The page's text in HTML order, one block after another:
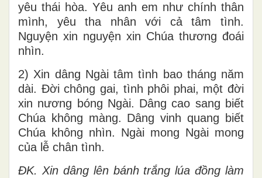
yêu thái hòa. Yêu anh em như chính thân
mình, yêu tha nhân với cả tâm tình.
Nguyện xin nguyện xin Chúa thương đoái
nhìn.
2) Xin dâng Ngài tâm tình bao tháng năm
dài. Đời chông gai, tình phôi phai, một đời
xin nương bóng Ngài. Dâng cao sang biết
Chúa không màng. Dâng vinh quang biết
Chúa không nhìn. Ngài mong Ngài mong
của lễ chân tình.
ĐK. Xin dâng lên bánh trắng lúa đồng làm